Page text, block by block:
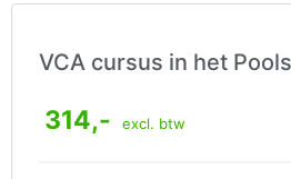
VCA cursus in het Pools
314,- excl. btw